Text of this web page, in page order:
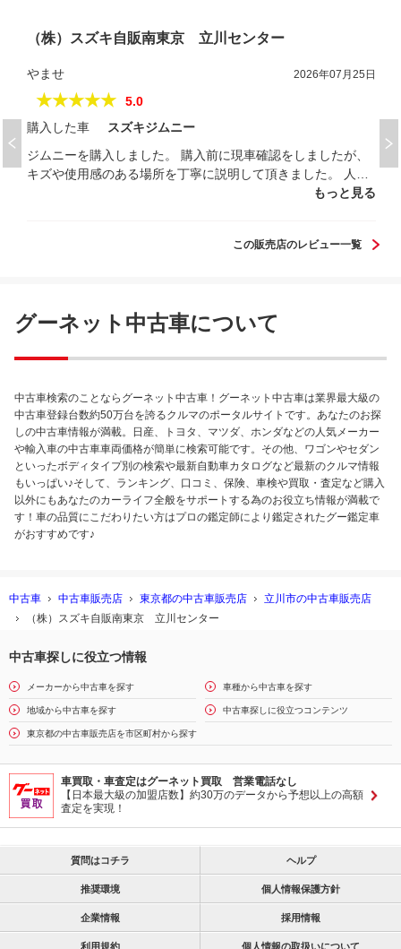
（株）スズキ自販南東京 立川センター
やませ 2026年07月25日
★★★★★
5.0
購入した車
スズキジムニー
ジムニーを購入しました。 購入前に現車確認をしましたが、
キズや使用感のある場所を丁寧に説明して頂きました。 人気
車種ですが、価格は一般中古車店の相場と変わらないように
たので、スズキ独自の操作方法やセーフティサポートの説明
も出来ます。整備内容の説明も丁寧なので、おすすめです。
もっと見る
この販売店のレビュー一覧
グーネット中古車について
中古車検索のことならグーネット中古車！グーネット中古車は業界最大級の
中古車登録台数約50万台を誇るクルマのポータルサイトです。あなたのお探
しの中古車情報が満載。日産、トヨタ、マツダ、ホンダなどの人気メーカー
や輸入車の中古車車両価格が簡単に検索可能です。その他、ワゴンやセダン
といったボディタイプ別の検索や最新自動車カタログなど最新のクルマ情報
もいっぱい♪そして、ランキング、口コミ、保険、車検や買取・査定など購入
以外にもあなたのカーライフ全般をサポートする為のお役立ち情報が満載で
す！車の品質にこだわりたい方はプロの鑑定師により鑑定されたグー鑑定車
がおすすめです♪
中古車 中古車販売店 東京都の中古車販売店
立川市の中古車販売店
（株）スズキ自販南東京 立川センター
中古車探しに役立つ情報
メーカーから中古車を探す 車種から中古車を探す
地域から中古車を探す 中古車探しに役立つコンテンツ
東京都の中古車販売店を市区町村から探す
車買取・車査定はグーネット買取 営業電話なし
【日本最大級の加盟店数】約30万のデータから予想以上の高額
査定を実現！
質問はコチラ ヘルプ
推奨環境 個人情報保護方針
企業情報 採用情報
利用規約 個人情報の取扱いについて